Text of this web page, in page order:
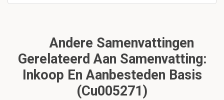
Andere Samenvattingen
Gerelateerd Aan Samenvatting:
Inkoop En Aanbesteden Basis
(Cu005271)